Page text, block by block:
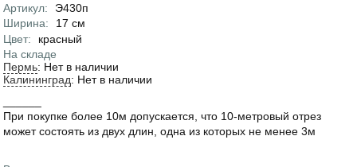
Артикул:
Э430п
Характеристики
Ширина: 17 см
Цвет:
красный
На складе
Пермь: Нет в наличии
Калининград: Нет в наличии
При покупке более 10м допускается, что 10-метровый отрез
может состоять из двух длин, одна из которых не менее 3м